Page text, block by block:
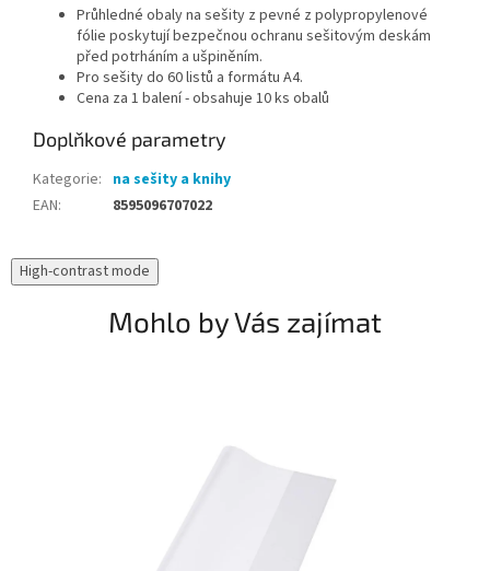
Průhledné obaly na sešity z pevné z polypropylenové
fólie poskytují bezpečnou ochranu sešitovým deskám
před potrháním a ušpiněním.
Pro sešity do 60 listů a formátu A4.
Cena za 1 balení - obsahuje 10 ks obalů
Doplňkové parametry
Kategorie: na sešity a knihy
EAN: 8595096707022
High-contrast mode
Mohlo by Vás zajímat